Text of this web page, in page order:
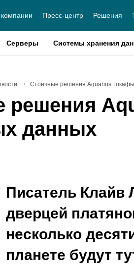
Пресс-центр Решения
Серверы Системы хранения
/ Стоечные решения Аquarius:
решения
данных
Писатель
дверцей
несколько
планете будут